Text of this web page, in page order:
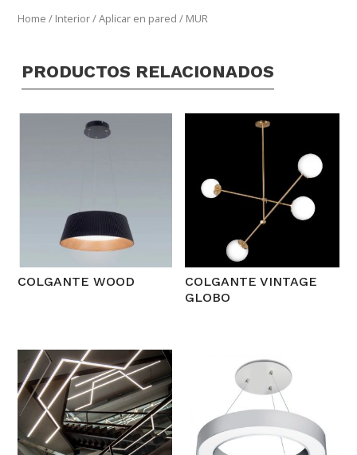
Home / Interior/Aplicar en pared / MUR
PRODUCTOS RELACIONADOS
COLGANTE WOOD
COLGANTE VINTAGE
GLOBO